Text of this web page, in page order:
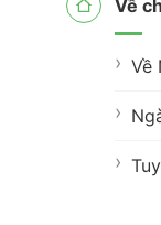
Về
Về